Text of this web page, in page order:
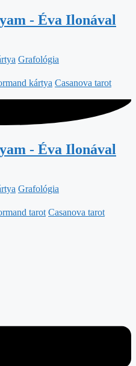
ㅤㅤㅤㅤㅤㅤㅤㅤ‎ - Éva Ilonával
Grafológia
kártya Casanova tarot
ㅤㅤㅤㅤㅤㅤㅤㅤ‎ - Éva Ilonával
Grafológia
tarot Casanova tarot